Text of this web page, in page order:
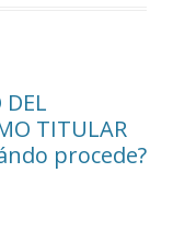
DEL
TITULAR
procede?